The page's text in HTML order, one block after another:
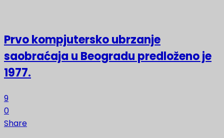
Prvo kompjutersko ubrzanje
saobraćaja u Beogradu predloženo je
1977.
9
0
Share